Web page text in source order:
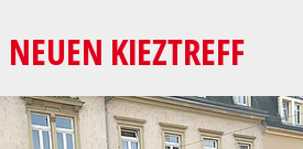
KIEZTREFF